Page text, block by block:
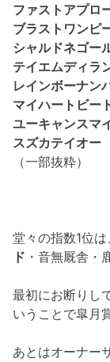
ファストアプ
ブラストワンピ
シャルドネゴ
テイエムディ
レインボーナ
マイハートビ
ユーキャンス
スズカテイ
（一部抜粋）
堂々の指数1位は
ド ・音無厩舎・
最初にお断りし
いうことで皐月
あとはオーナー